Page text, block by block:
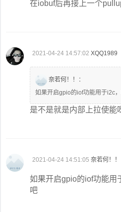
在iobuf后再接上一个
2021-04-24 14:57:02 XQQ1989
奈若何！！
：
如果开启gpio的iof功能用于i2c
是不是就是内部上拉使能
2021-04-24 14:51:05 奈若何！！
如果开启gpio的iof功能用
吧